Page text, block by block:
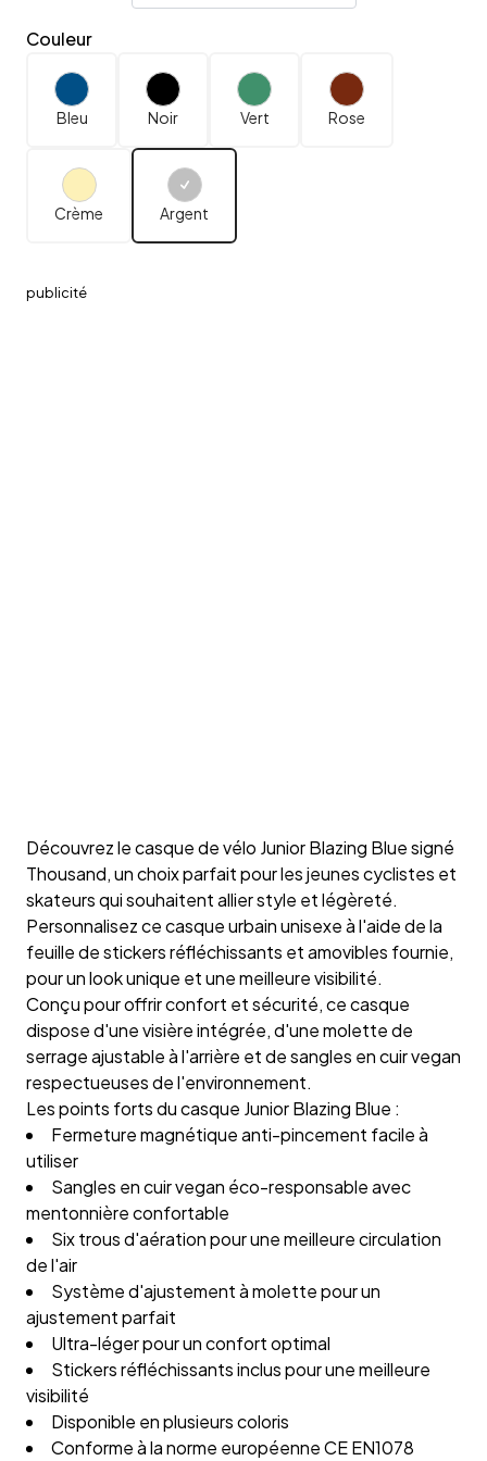
Couleur
Bleu Noir Vert Rose
Crème Argent
publicité
Découvrez le casque de vélo Junior Blazing Blue signé
Thousand, un choix parfait pour les jeunes cyclistes et
skateurs qui souhaitent allier style et légèreté.
Personnalisez ce casque urbain unisexe à l'aide de la
feuille de stickers réfléchissants et amovibles fournie,
pour un look unique et une meilleure visibilité.
Conçu pour offrir confort et sécurité, ce casque
dispose d'une visière intégrée, d'une molette de
serrage ajustable à l'arrière et de sangles en cuir vegan
respectueuses de l'environnement.
Les points forts du casque Junior Blazing Blue :
Fermeture magnétique anti-pincement facile à
utiliser
Sangles en cuir vegan éco-responsable avec
mentonnière confortable
Six trous d'aération pour une meilleure circulation
de l'air
Système d'ajustement à molette pour un
ajustement parfait
Ultra-léger pour un confort optimal
Stickers réfléchissants inclus pour une meilleure
visibilité
Disponible en plusieurs coloris
Conforme à la norme européenne CE EN1078